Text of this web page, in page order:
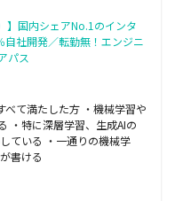
】国内シェアNo.1のインタ
社開発／転勤無！エンジニ
パス
て満たした方 ・機械学習や
・特に深層学習、生成AIの
ている ・一通りの機械学
書ける